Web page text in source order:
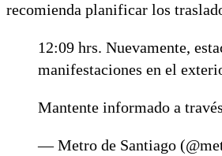
recomienda planificar los
12:09 hrs. Nuevamente,
manifestaciones en el
Mantente informado a
— Metro de Santiago